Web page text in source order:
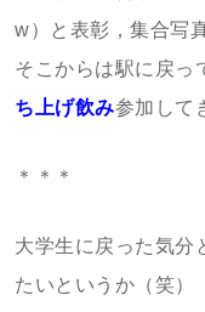
w）と表彰，集合写
そこからは駅に戻っ
ち上げ飲み参加して
＊＊＊
大学生に戻った気分
たいというか（笑）